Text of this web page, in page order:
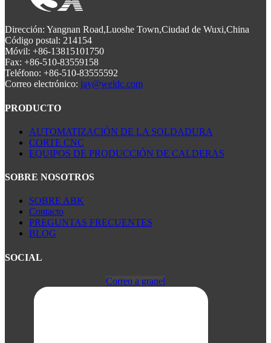
Dirección: Yangnan Road,Luoshe Town,Ciudad de Wuxi,China
Código postal: 214154
Móvil: +86-13815101750
Fax: +86-510-83559158
Teléfono: +86-510-83555592
Correo electrónico: jay@weldc.com
PRODUCTO
AUTOMATIZACIÓN DE LA SOLDADURA
CORTE CNC
EQUIPOS DE PRODUCCIÓN DE CALDERAS
SOBRE NOSOTROS
SOBRE ABK
Contacto
PREGUNTAS FRECUENTES
BLOG
SOCIAL
Correo a granel